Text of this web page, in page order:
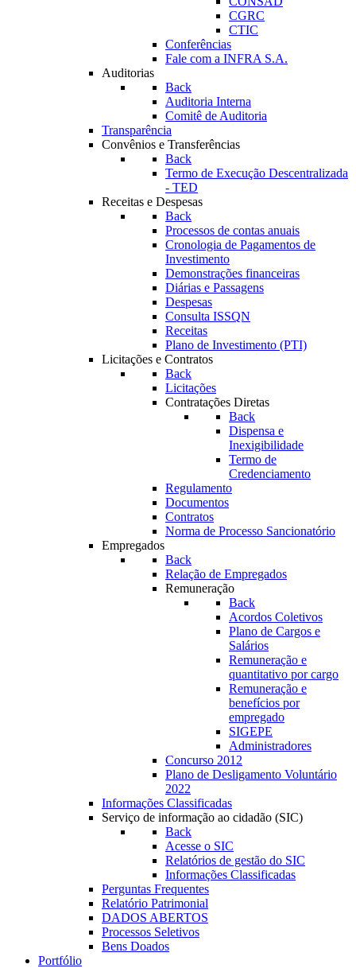
CGRC
CTIC
Conferências
Fale com a INFRA S.A.
Auditorias
Back
Auditoria Interna
Comitê de Auditoria
Transparência
Convênios e Transferências
Back
Termo de Execução Descentralizada
- TED
Receitas e Despesas
Back
Processos de contas anuais
Cronologia de Pagamentos de
Investimento
Demonstrações financeiras
Diárias e Passagens
Despesas
Consulta ISSQN
Receitas
Plano de Investimento (PTI)
Licitações e Contratos
Back
Licitações
Contratações Diretas
Back
Dispensa e
Inexigibilidade
Termo de
Credenciamento
Regulamento
Documentos
Contratos
Norma de Processo Sancionatório
Empregados
Back
Relação de Empregados
Remuneração
Back
Acordos Coletivos
Plano de Cargos e
Salários
Remuneração e
quantitativo por cargo
Remuneração e
benefícios por
empregado
SIGEPE
Administradores
Concurso 2012
Plano de Desligamento Voluntário
2022
Informações Classificadas
Serviço de informação ao cidadão (SIC)
Back
Acesse o SIC
Relatórios de gestão do SIC
Informações Classificadas
Perguntas Frequentes
Relatório Patrimonial
DADOS ABERTOS
Processos Seletivos
Bens Doados
Portfólio